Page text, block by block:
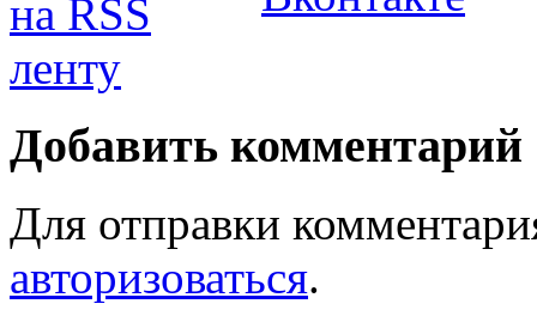
Добавить комментарий
Для отправки
авторизоваться.